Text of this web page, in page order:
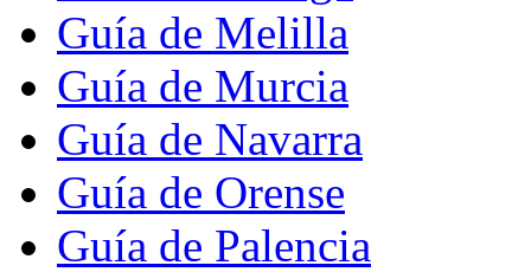
Guía de Melilla
Guía de Murcia
Guía de Navarra
Guía de Orense
Guía de Palencia